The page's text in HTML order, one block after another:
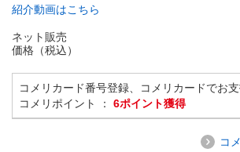
紹介動画はこちら
ネット販売
価格（税込）
コメリカード番号登録、コメリカードでお
コメリポイント ： 6ポイント獲得
コ